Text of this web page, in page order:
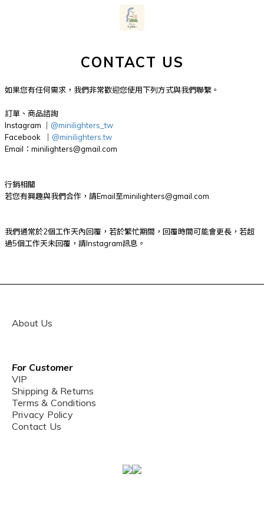
CONTACT US
如果您有任何需求，我們非常歡迎您使用下列方式與我們聯繫。
訂單、商品諮詢
Instagram ｜ @minilighters_tw
Facebook ｜ @minilighters.tw
Email：minilighters@gmail.com
行銷相關
若您有興趣與我們合作，請Email至minilighters@gmail.com
我們通常於2個工作天內回覆，若於繁忙期間，回覆時間可能會更長，若超
過5個工作天未回覆，請Instagram訊息。
About Us
For Customer
VIP
Shipping & Returns
Terms & Conditions
Privacy Policy
Contact Us